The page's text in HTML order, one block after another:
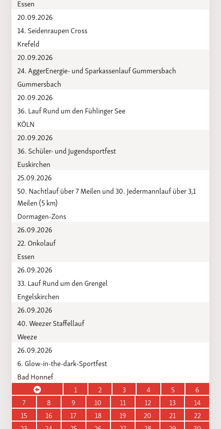
Essen
20.09.2026
14. Seidenraupen Cross
Krefeld
20.09.2026
24. AggerEnergie- und Sparkassenlauf Gummersbach
Gummersbach
20.09.2026
36. Lauf Rund um den Fühlinger See
KÖLN
20.09.2026
36. Schüler- und Jugendsportfest
Euskirchen
25.09.2026
50. Nachtlauf über 7 Meilen und 30. Jedermannlauf über 3,1
Meilen (5 km)
Dormagen-Zons
26.09.2026
22. Onkolauf
Essen
26.09.2026
33. Lauf Rund um den Grengel
Engelskirchen
26.09.2026
40. Weezer Staffellauf
Weeze
26.09.2026
6. Glow-in-the-dark-Sportfest
Bad Honnef
1
2 3 4 5
6
7
8 9 10 11 12 13
14
15
16 17 18 19 20 21
22